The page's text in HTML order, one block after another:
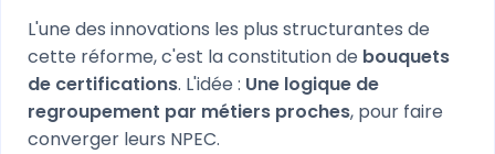
L'une des innovations les plus structurantes de
cette réforme, c'est la constitution de bouquets
de certifications. L'idée : Une logique de
regroupement par métiers proches, pour faire
converger leurs NPEC.